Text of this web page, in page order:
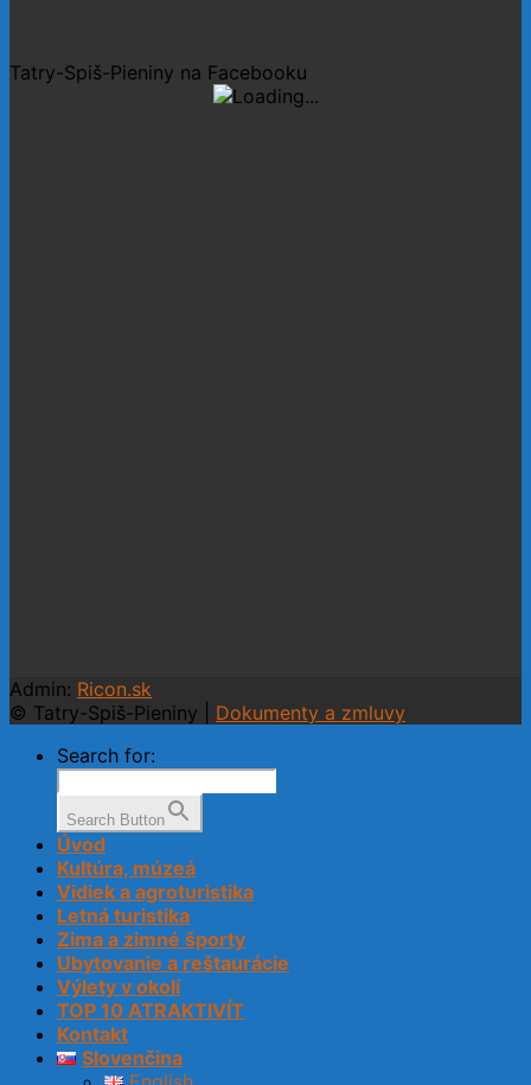
Tatry-Spiš-Pieniny na Facebooku
Admin: Ricon.sk
© Tatry-Spiš-Pieniny | Dokumenty a zmluvy
Search for:
Search Button
Úvod
Kultúra, múzeá
Vidiek a agroturistika
Letná turistika
Zima a zimné športy
Ubytovanie a reštaurácie
Výlety v okolí
TOP 10 ATRAKTIVÍT
Kontakt
Slovenčina